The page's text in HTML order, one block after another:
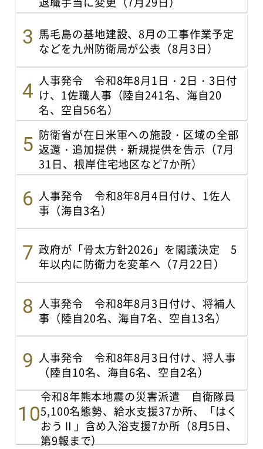
馬毛島の基地建設、8月の工事作業予定
などを九州防衛局が公表（8月3日）
人事発令 令和8年8月1日・2日・3日付
け、1佐職人事（陸自241名、海自20
名、空自56名）
防衛省が在日米軍への施設・区域の全部
返還・追加提供・新規提供を告示（7月
31日、根岸住宅地区など7か所）
人事発令 令和8年8月4日付け、1佐人
事（海自3名）
政府が「骨太方針2026」を閣議決定 5
年以内に防衛力を変革へ（7月22日）
人事発令 令和8年8月3日付け、将補人
事（陸自20名、海自7名、空自13名）
人事発令 令和8年8月3日付け、将人事
（陸自10名、海自6名、空自2名）
令和8年熊本地震の災害派遣 自衛隊員
5,100名態勢、給水支援37か所、「はく
おうⅡ」含め入浴支援7か所（8月5日、
第9報まで）